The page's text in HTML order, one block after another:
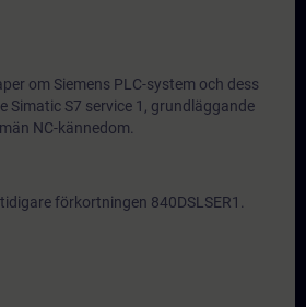
om Siemens PLC-system och dess
Simatic S7 service 1, grundläggande
NC-kännedom.
förkortningen 840DSLSER1.